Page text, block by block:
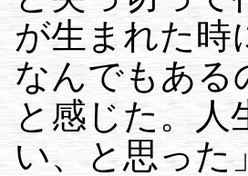
が生まれた時
なんでもある
と感じた。人
い、と思った